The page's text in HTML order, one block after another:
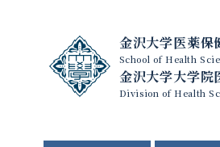
金沢大学医薬保
School of Health
金沢大学大学院
Division of Health